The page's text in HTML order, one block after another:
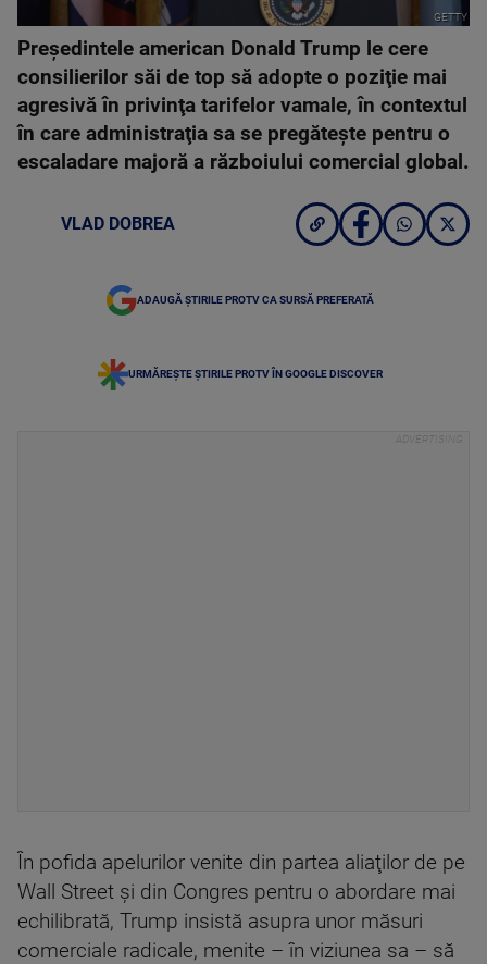
GETTY
Preşedintele american Donald Trump le cere
consilierilor săi de top să adopte o poziţie mai
agresivă în privinţa tarifelor vamale, în contextul
în care administraţia sa se pregăteşte pentru o
escaladare majoră a războiului comercial global.
VLAD DOBREA
ADAUGĂ ȘTIRILE PROTV CA SURSĂ PREFERATĂ
URMĂREȘTE ȘTIRILE PROTV ÎN GOOGLE DISCOVER
În pofida apelurilor venite din partea aliaţilor de pe
Wall Street şi din Congres pentru o abordare mai
echilibrată, Trump insistă asupra unor măsuri
comerciale radicale, menite – în viziunea sa – să